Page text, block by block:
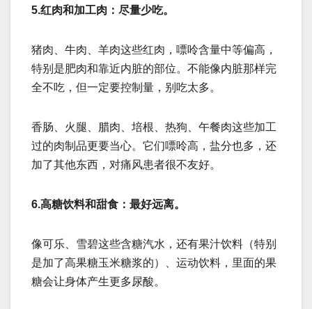
5.红肉和加工肉：尽量少吃。
猪肉、牛肉、羊肉这些红肉，嘌呤含量中等偏高，
特别是肥肉和靠近内脏的部位。不能像内脏那样完
全不吃，但一定要控制量，别吃太多。
香肠、火腿、腊肉、培根、热狗、午餐肉这些加工
过的肉制品更要当心。它们嘌呤高，盐分也多，还
加了其他东西，对痛风患者很不友好。
6.高糖饮料和甜食：最好远离。
像可乐、雪碧这些含糖汽水，还有果汁饮料（特别
是加了高果糖玉米糖浆的）、运动饮料，里面的果
糖会让身体产生更多尿酸。